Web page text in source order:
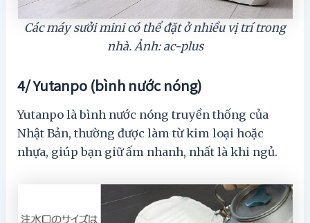
Các máy sưởi mini có thể đặt ở nhiều vị trí trong
nhà. Ảnh: ac-plus
4/ Yutanpo (bình nước nóng)
Yutanpo là bình nước nóng truyền thống của
Nhật Bản, thường được làm từ kim loại hoặc
nhựa, giúp bạn giữ ấm nhanh, nhất là khi ngủ.